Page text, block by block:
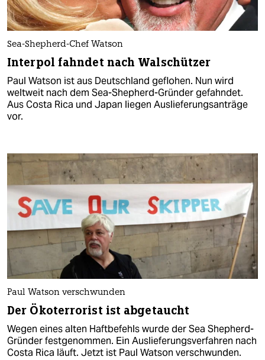
Sea-Shepherd-Chef Watson
Interpol fahndet nach Walschützer
Paul Watson ist aus Deutschland geflohen. Nun wird
weltweit nach dem Sea-Shepherd-Gründer gefahndet.
Aus Costa Rica und Japan liegen Auslieferungsanträge
vor.
Paul Watson verschwunden
Der Ökoterrorist ist abgetaucht
Wegen eines alten Haftbefehls wurde der Sea Shepherd-
Gründer festgenommen. Ein Auslieferungsverfahren nach
Costa Rica läuft. Jetzt ist Paul Watson verschwunden.